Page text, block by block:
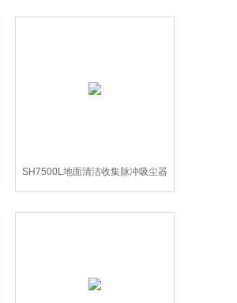
SH7500L地面清洁收集脉冲吸尘器
工业吸尘机